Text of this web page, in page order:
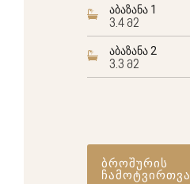
აბაზანა 1
3.4 მ2
აბაზანა 2
3.3 მ2
ბროშურის
ჩამოტვირთვა